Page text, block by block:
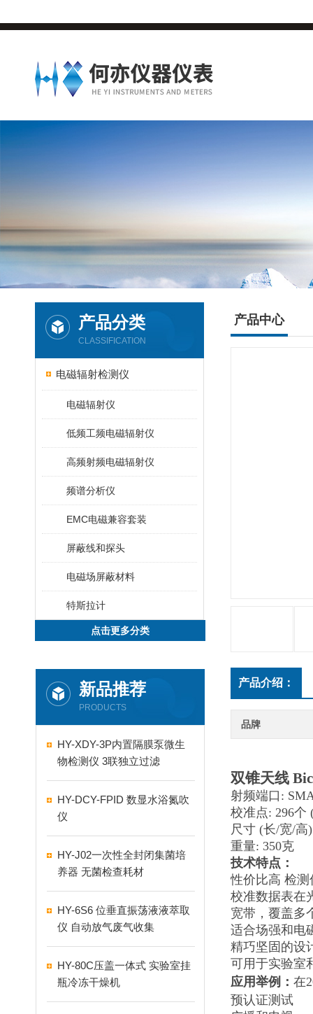
产品分类
CLASSIFICATION
电磁辐射检测仪
电磁辐射仪
低频工频电磁辐射仪
高频射频电磁辐射仪
频谱分析仪
EMC电磁兼容套装
屏蔽线和探头
电磁场屏蔽材料
特斯拉计
点击更多分类
新品推荐
PRODUCTS
HY-XDY-3P内置隔膜泵微生
物检测仪 3联独立过滤
HY-DCY-FPID 数显水浴氮吹
仪
HY-J02一次性全封闭集菌培
养器 无菌检查耗材
HY-6S6 位垂直振荡液液萃取
仪 自动放气废气收集
HY-80C压盖一体式 实验室挂
瓶冷冻干燥机
产品中心
产品介绍：
品牌
双锥天线
射频端口:
校准点: 296个
尺寸 (长/宽/高
重量: 350克
技术特点：
性价比高 检
校准数据表在
宽带，覆盖多
适合场强和电
精巧坚固的设
可用于实验室
应用举例： 在
预认证测试